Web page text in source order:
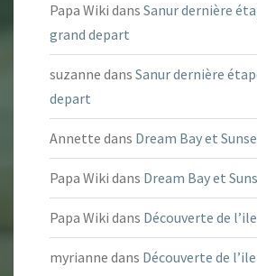
Papa Wiki dans Sanur dernière
grand depart
suzanne dans Sanur dernière
depart
Annette dans Dream Bay et
Papa Wiki dans Dream Bay et
Papa Wiki dans Découverte de l’ile
myrianne dans Découverte de l’ile